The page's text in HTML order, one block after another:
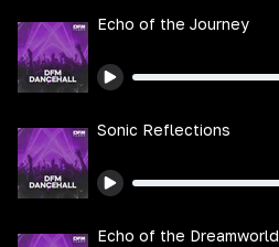
Echo of the Journey
Sonic Reflections
Echo of the Dreamworld